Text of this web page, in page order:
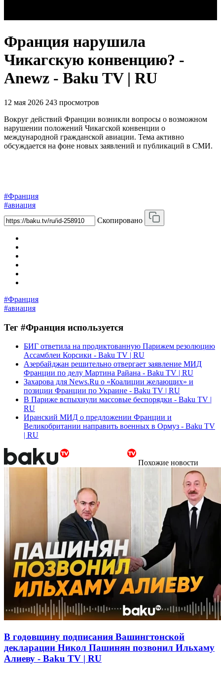
Франция нарушила
Чикагскую конвенцию? -
Anewz - Baku TV | RU
12 мая 2026 243 просмотров
Вокруг действий Франции возникли вопросы о возможном
нарушении положений Чикагской конвенции о
международной гражданской авиации. Тема активно
обсуждается на фоне новых заявлений и публикаций в СМИ.
#Франция
#авиация
Скопировано
#Франция
#авиация
Тег #Франция используется
БИГ ответила на продиктованную Парижем резолюцию
Ассамблеи Корсики - Baku TV | RU
Азербайджан решительно отвергает заявление МИД
Франции по делу Мартина Райана - Baku TV | RU
Захарова для News.Ru о «Коалиции желающих» и
позиции Франции по Украине - Baku TV | RU
В Париже вспыхнули массовые беспорядки - Baku TV |
RU
Иранский МИД о предложении Франции и
Великобритании направить военных в Ормуз - Baku TV
| RU
Похожие новости
В годовщину подписания Вашингтонской
декларации Никол Пашинян позвонил Ильхаму
Алиеву - Baku TV | RU